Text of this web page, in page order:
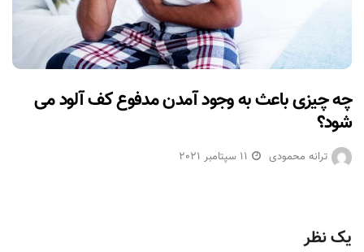
چه چیزی باعث به وجود آمدن مدفوع کف آلود می
شود؟
ترانه محمودی 11 سپتامبر 2021
یک نظر